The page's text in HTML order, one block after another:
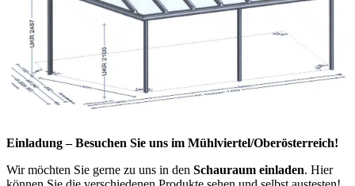
Einladung – Besuchen Sie uns im Mühlviertel/Oberösterreich!
Wir möchten Sie gerne zu uns in den Schauraum einladen. Hier